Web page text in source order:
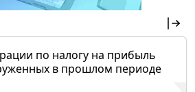
по налогу на прибыль
в прошлом периоде